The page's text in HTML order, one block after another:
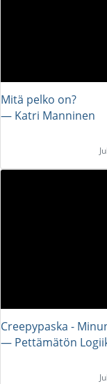
Mitä pelko on?
― Katri Manninen
Creepypaska -
― Pettämätön